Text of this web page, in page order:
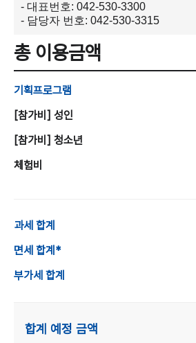
- 대표번호: 042-530-3300
- 담당자 번호: 042-530-3315
총 이용금액
기획프로그램
[참가비] 성인
[참가비] 청소년
체험비
과세 합계
면세 합계*
부가세 합계
합계 예정 금액